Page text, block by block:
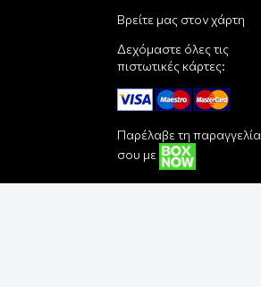
Βρείτε μας στον χάρτη
Δεχόμαστε όλες τις
πιστωτικές κάρτες:
Παρέλαβε τη παραγγελία
σου με